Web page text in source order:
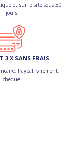
et sur le site sous 30
jours
3 X SANS FRAIS
Paypal, virement,
chèque